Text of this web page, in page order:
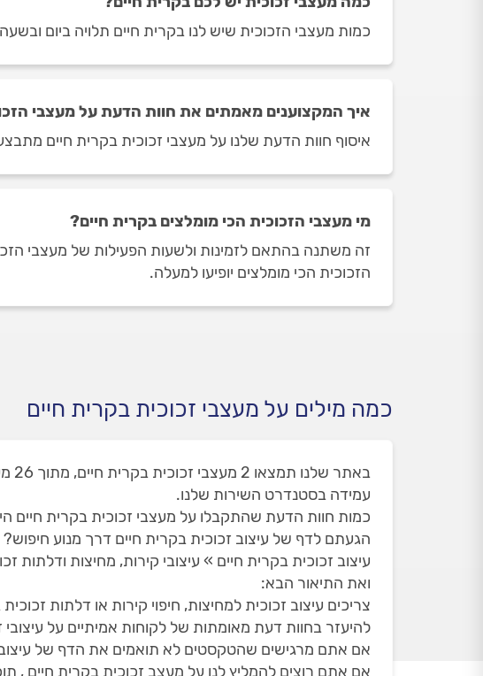
כמות מעצבי הזכוכית שיש לנו בקרית חיים תלויה ביום ובשעה בה תיכנסו
איך המקצוענים מאמתים את חוות הדעת על מעצבי
איסוף חוות הדעת שלנו על מעצבי זכוכית בקרית חיים
מי מעצבי הזכוכית הכי מומלצים בקרית חיים?
זה משתנה בהתאם לזמינות ולשעות הפעילות של מעצבי
הזכוכית הכי מומלצים יופיעו למעלה.
כמה מילים על מעצבי זכוכית בקרית חיים
עמידה בסטנדרט השירות שלנו.
כמות חוות הדעת שהתקבלו על מעצבי זכוכית בקרית חיים הינו
הגעתם לדף של עיצוב זכוכית בקרית חיים דרך מנוע
עיצוב זכוכית בקרית חיים » עיצובי קירות, מחיצות ודלתות
ואת התיאור הבא:
צריכים עיצוב זכוכית למחיצות, חיפוי קירות או דלתות
להיעזר בחוות דעת מאומתות של לקוחות אמיתיים על עיצובי
אם אתם מרגישים שהטקסטים לא תואמים את הדף של עיצוב
אם אתם רוצים להמליץ לנו על מעצב זכוכית בקרית חיים ,